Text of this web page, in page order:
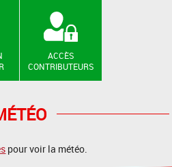
ACCÈS
CONTRIBUTEURS
pour voir la météo.